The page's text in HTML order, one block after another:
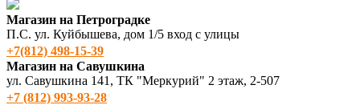
Магазин на Петроградке
П.С. ул. Куйбышева, дом 1/5 вход с улицы
+7(812) 498‑15-39
Магазин на Савушкина
ул. Савушкина 141, ТК "Меркурий" 2 этаж, 2-507
+7 (812) 993-93-28